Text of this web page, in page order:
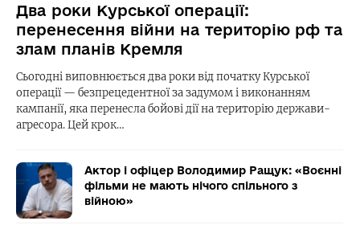
Два роки Курської операції:
перенесення війни на територію рф та
злам планів Кремля
Сьогодні виповнюється два роки від початку Курської
операції — безпрецедентної за задумом і виконанням
кампанії, яка перенесла бойові дії на територію держави-
агресора. Цей крок…
Актор і офіцер Володимир Ращук: «Воєнні
фільми не мають нічого спільного з
війною»